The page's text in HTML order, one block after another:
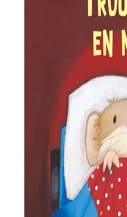
Levrioù brezhonek evit
le réveille sans arrêt : il a
venir dormir dans le lit de son
Diskouez muioc'h